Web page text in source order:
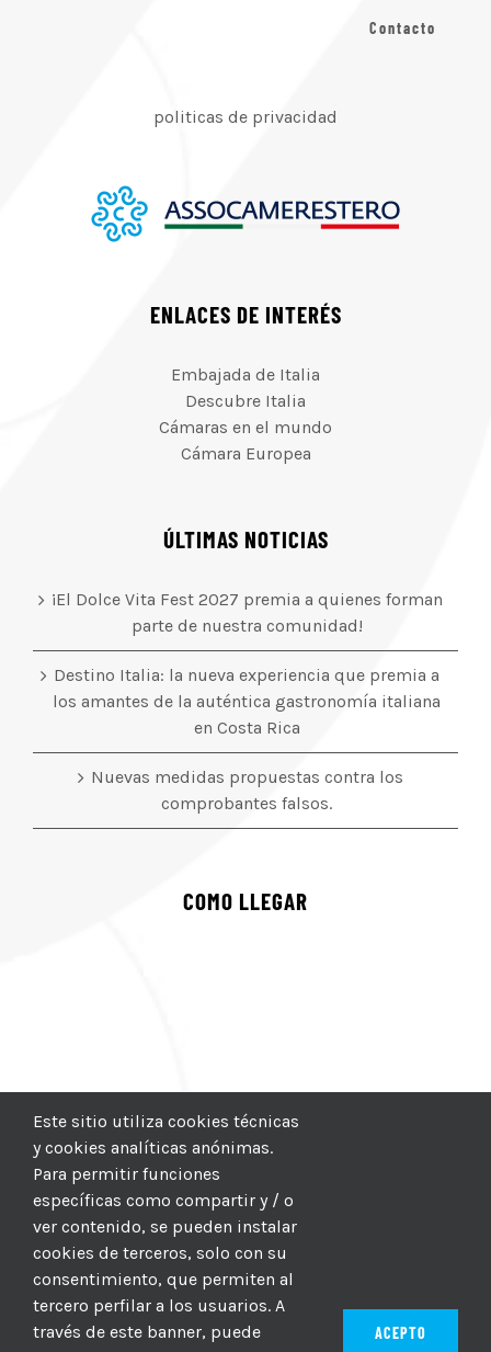
Contacto
politicas de privacidad
ENLACES DE INTERÉS
Embajada de Italia
Descubre Italia
Cámaras en el mundo
Cámara Europea
ÚLTIMAS NOTICIAS
¡El Dolce Vita Fest 2027 premia a quienes forman
parte de nuestra comunidad!
Destino Italia: la nueva experiencia que premia a
los amantes de la auténtica gastronomía italiana
en Costa Rica
Nuevas medidas propuestas contra los
comprobantes falsos.
COMO LLEGAR
Este sitio utiliza cookies técnicas
y cookies analíticas anónimas.
Para permitir funciones
específicas como compartir y / o
ver contenido, se pueden instalar
cookies de terceros, solo con su
consentimiento, que permiten al
tercero perfilar a los usuarios. A
través de este banner, puede
ACEPTO